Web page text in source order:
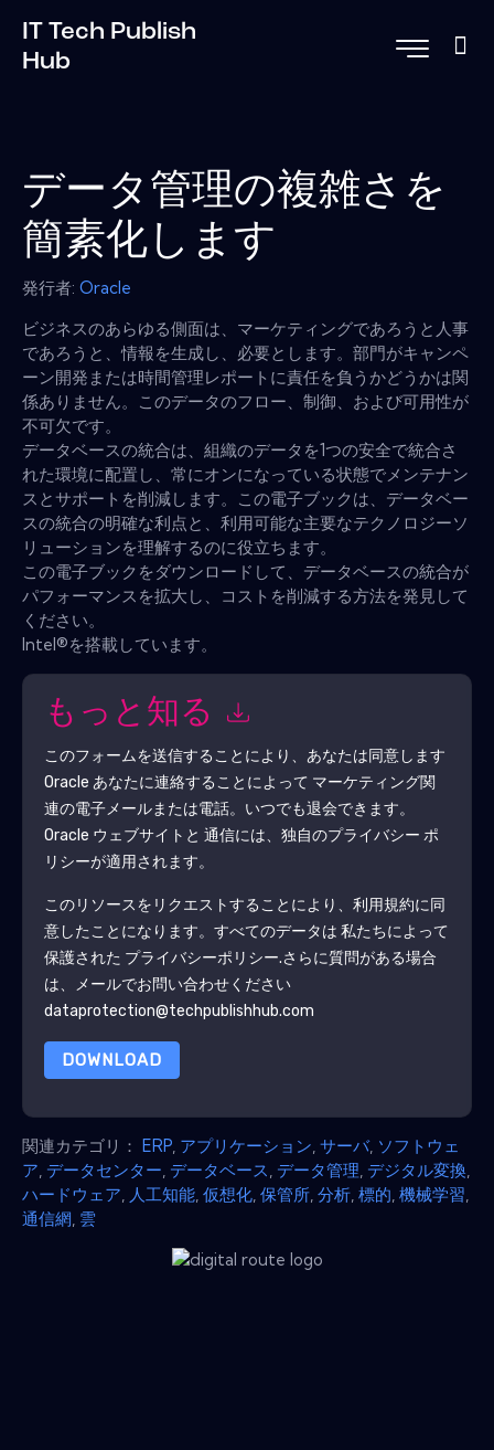
IT Tech Publish
Hub
データ管理の複雑さを
簡素化します
発行者: Oracle
ビジネスのあらゆる側面は、マーケティングであろうと人事
であろうと、情報を生成し、必要とします。部門がキャンペ
ーン開​​発または時間管理レポートに責任を負うかどうかは関
係ありません。このデータのフロー、制御、および可用性が
不可欠です。
データベースの統合は、組織のデータを1つの安全で統合さ
れた環境に配置し、常にオンになっている状態でメンテナン
スとサポートを削減します。この電子ブックは、データベー
スの統合の明確な利点と、利用可能な主要なテクノロジーソ
リューションを理解するのに役立ちます。
この電子ブックをダウンロードして、データベースの統合が
パフォーマンスを拡大し、コストを削減する方法を発見して
ください。
Intel®を搭載しています。
もっと知る
このフォームを送信することにより、あなたは同意します
Oracle あなたに連絡することによって マーケティング関
連の電子メールまたは電話。いつでも退会できます。
Oracle ウェブサイトと 通信には、独自のプライバシー ポ
リシーが適用されます。
このリソースをリクエストすることにより、利用規約に同
意したことになります。すべてのデータは 私たちによって
保護された プライバシーポリシー.さらに質問がある場合
は、メールでお問い合わせください
dataprotection@techpublishhub.com
DOWNLOAD
関連カテゴリ： ERP アプリケーション サーバ, ソフトウェ
ア データセンター データベース データ管理 デジタル変換
ハードウェア 人工知能 仮想化 保管所 分析 標的 機械学習
通信網 雲